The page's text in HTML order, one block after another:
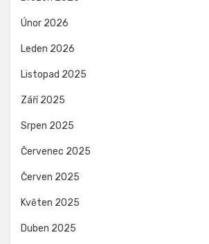
Únor 2026
Leden 2026
Listopad 2025
Září 2025
Srpen 2025
Červenec 2025
Červen 2025
Květen 2025
Duben 2025